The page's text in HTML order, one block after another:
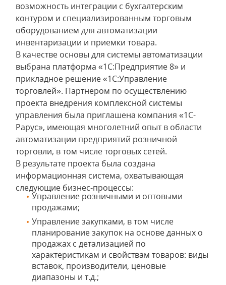
возможность интеграции с бухгалтерским
контуром и специализированным торговым
оборудованием для автоматизации
инвентаризации и приемки товара.
В качестве основы для системы автоматизации
выбрана платформа «1С:Предприятие 8» и
прикладное решение «1С:Управление
торговлей». Партнером по осуществлению
проекта внедрения комплексной системы
управления была приглашена компания «1С-
Рарус», имеющая многолетний опыт в области
автоматизации предприятий розничной
торговли, в том числе торговых сетей.
В результате проекта была создана
информационная система, охватывающая
следующие бизнес-процессы:
Управление розничными и оптовыми
продажами;
Управление закупками, в том числе
планирование закупок на основе данных о
продажах с детализацией по
характеристикам и свойствам товаров: виды
вставок, производители, ценовые
диапазоны и т.д.;